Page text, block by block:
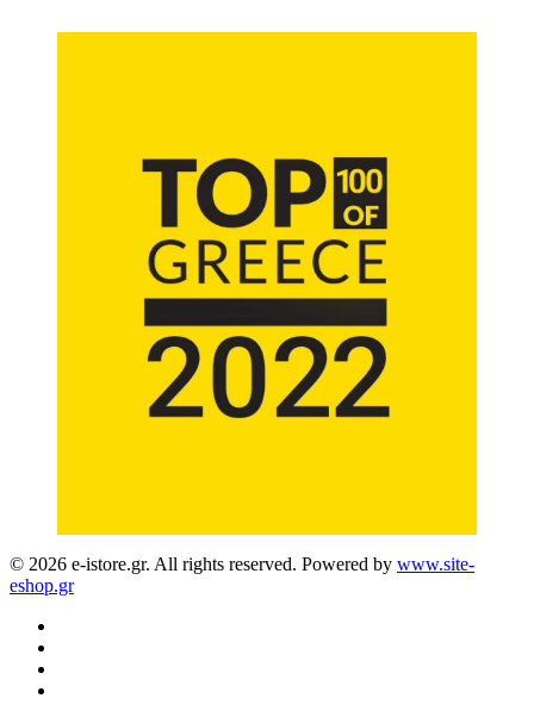
© 2026 e-istore.gr. All rights reserved. Powered by www.site-
eshop.gr